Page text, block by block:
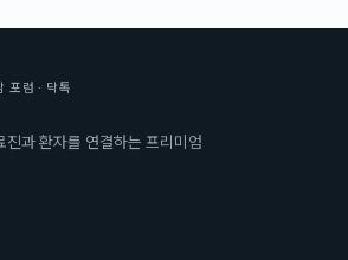
포럼 · 닥톡
진과 환자를 연결하는 프리미엄